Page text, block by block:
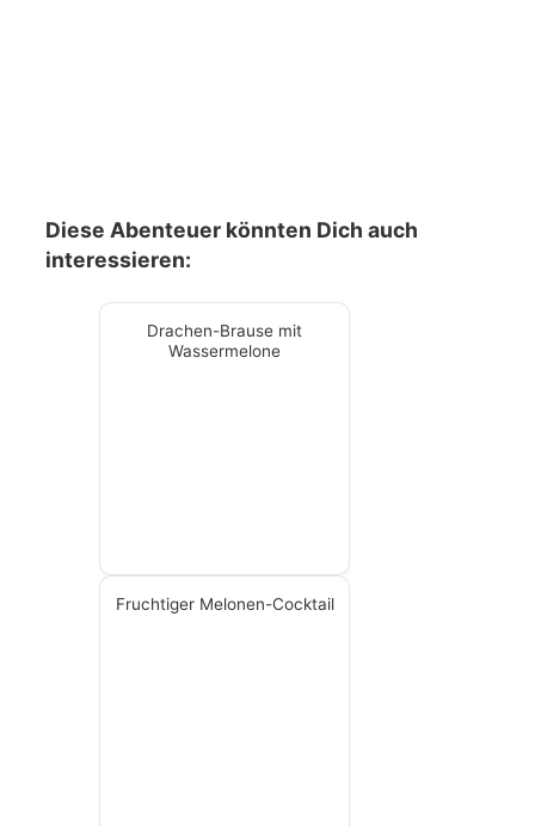
Diese Abenteuer könnten Dich auch
interessieren:
Drachen-Brause mit
Wassermelone
Fruchtiger Melonen-Cocktail